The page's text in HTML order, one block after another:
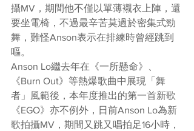
攝MV，期間他不僅以單薄襯衣上陣，還
要坐電椅，不過最辛苦莫過於密集式勁
舞，難怪Anson表示在排練時曾經跳到
嘔。
Anson Lo繼去年在《一所懸命》、
《Burn Out》等熱爆歌曲中展現「舞
者」風範後，本年度推出的第一首新歌
《EGO》亦不例外，日前Anson Lo為新
歌拍攝MV，期間又跳又唱拍足16小時，